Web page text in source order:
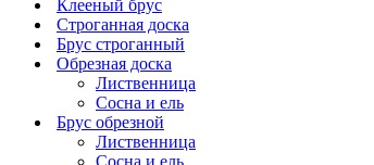
Клееный брус
Строганная доска
Брус строганный
Обрезная доска
Лиственница
Сосна и ель
Брус обрезной
Лиственница
Сосна и ель